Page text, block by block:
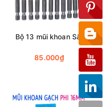
Bộ 13 mũi khoan Sắt
85.000₫